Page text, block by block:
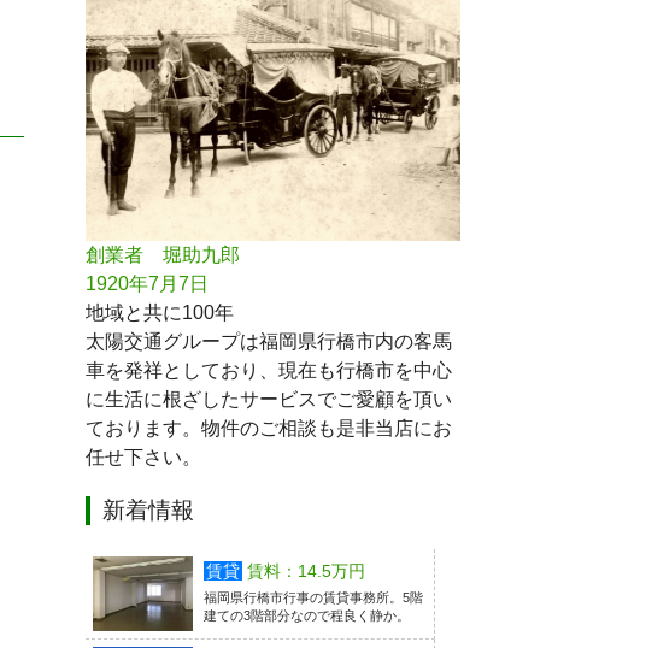
創業者 堀助九郎
1920年7月7日
地域と共に100年
太陽交通グループは福岡県行橋市内の客馬
車を発祥としており、現在も行橋市を中心
に生活に根ざしたサービスでご愛顧を頂い
ております。物件のご相談も是非当店にお
任せ下さい。
新着情報
賃貸 賃料：14.5万円
福岡県行橋市行事の賃貸事務所。5階
建ての3階部分なので程良く静か。